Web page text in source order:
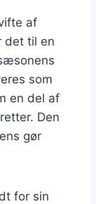
af
det til en
som
en del af
Den
gør
for sin